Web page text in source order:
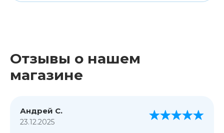
Отзывы о нашем
магазине
Андрей С.
23.12.2025